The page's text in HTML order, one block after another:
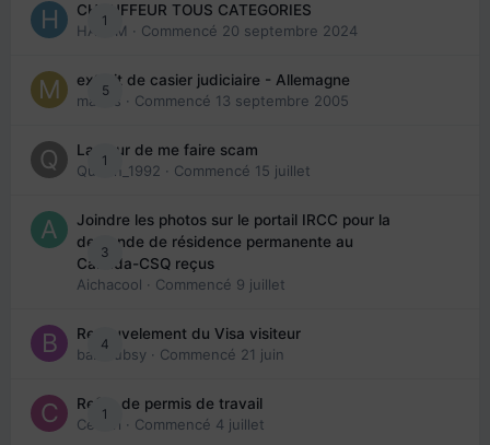
1
CHAUFFEUR TOUS CATEGORIES
HAZEM · Commencé 20 septembre 2024
5
extrait de casier judiciaire - Allemagne
maries · Commencé 13 septembre 2005
1
La peur de me faire scam
Queen_1992 · Commencé 15 juillet
3
Joindre les photos sur le portail IRCC pour la
demande de résidence permanente au
Canada-CSQ reçus
Aichacool · Commencé 9 juillet
4
Renouvelement du Visa visiteur
babibubsy · Commencé 21 juin
1
Refus de permis de travail
Cedbri · Commencé 4 juillet